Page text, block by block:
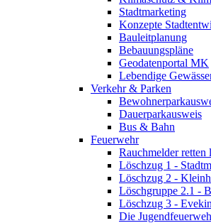
Stadtmarketing
Konzepte
Bauleitplanung
Bebauungspläne
Geodatenportal MK
Lebendige
Verkehr & Parken
Dauerparkausweis
Bus & Bahn
Feuerwehr
Rauchmelder retten
Löschzug 1 -
Löschzug 2 -
Löschgruppe 2.1 -
Löschzug 3 -
Die